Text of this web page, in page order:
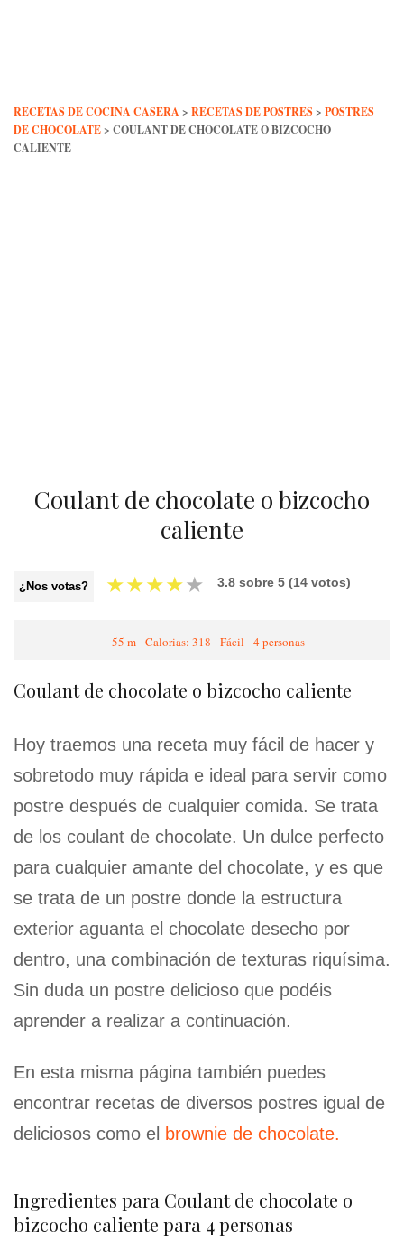
RECETAS DE COCINA CASERA > RECETAS DE POSTRES > POSTRES
DE CHOCOLATE> COULANT DE CHOCOLATE O BIZCOCHO
CALIENTE
Coulant de chocolate o bizcocho
caliente
¿Nos votas? ★★★★★ 3.8 sobre 5 (14 votos)
55 m Calorias: 318 Fácil 4 personas
Coulant de chocolate o bizcocho caliente
Hoy traemos una receta muy fácil de hacer y
sobretodo muy rápida e ideal para servir como
postre después de cualquier comida. Se trata
de los coulant de chocolate. Un dulce perfecto
para cualquier amante del chocolate, y es que
se trata de un postre donde la estructura
exterior aguanta el chocolate desecho por
dentro, una combinación de texturas riquísima.
Sin duda un postre delicioso que podéis
aprender a realizar a continuación.
En esta misma página también puedes
encontrar recetas de diversos postres igual de
deliciosos como el brownie de chocolate.
Ingredientes para Coulant de chocolate o
bizcocho caliente para 4 personas